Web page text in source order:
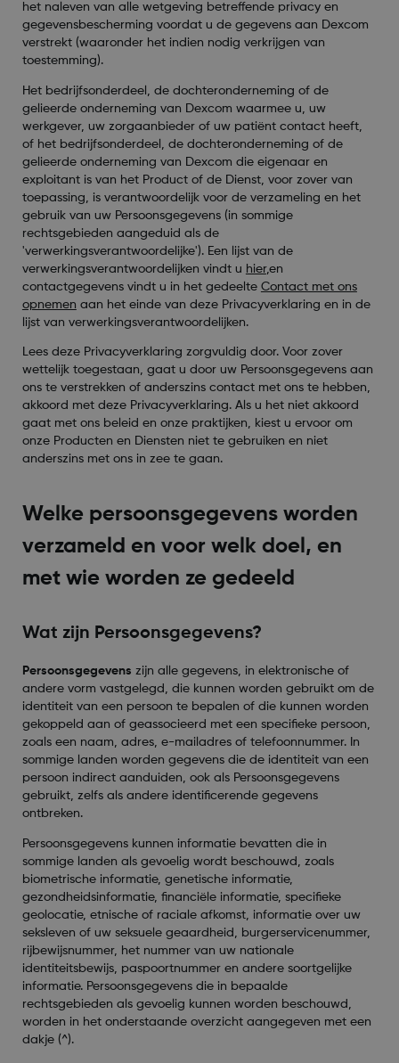
het naleven van alle wetgeving betreffende privacy en
gegevensbescherming voordat u de gegevens aan Dexcom
verstrekt (waaronder het indien nodig verkrijgen van
toestemming).
Het bedrijfsonderdeel, de dochteronderneming of de
gelieerde onderneming van Dexcom waarmee u, uw
werkgever, uw zorgaanbieder of uw patiënt contact heeft,
of het bedrijfsonderdeel, de dochteronderneming of de
gelieerde onderneming van Dexcom die eigenaar en
exploitant is van het Product of de Dienst, voor zover van
toepassing, is verantwoordelijk voor de verzameling en het
gebruik van uw Persoonsgegevens (in sommige
rechtsgebieden aangeduid als de
'verwerkingsverantwoordelijke'). Een lijst van de
verwerkingsverantwoordelijken vindt u hier,en
contactgegevens vindt u in het gedeelte Contact met ons
opnemen aan het einde van deze Privacyverklaring en in de
lijst van verwerkingsverantwoordelijken.
Lees deze Privacyverklaring zorgvuldig door. Voor zover
wettelijk toegestaan, gaat u door uw Persoonsgegevens aan
ons te verstrekken of anderszins contact met ons te hebben,
akkoord met deze Privacyverklaring. Als u het niet akkoord
gaat met ons beleid en onze praktijken, kiest u ervoor om
onze Producten en Diensten niet te gebruiken en niet
anderszins met ons in zee te gaan.
Welke persoonsgegevens worden
verzameld en voor welk doel, en
met wie worden ze gedeeld
Wat zijn Persoonsgegevens?
Persoonsgegevens zijn alle gegevens, in elektronische of
andere vorm vastgelegd, die kunnen worden gebruikt om de
identiteit van een persoon te bepalen of die kunnen worden
gekoppeld aan of geassocieerd met een specifieke persoon,
zoals een naam, adres, e-mailadres of telefoonnummer. In
sommige landen worden gegevens die de identiteit van een
persoon indirect aanduiden, ook als Persoonsgegevens
gebruikt, zelfs als andere identificerende gegevens
ontbreken.
Persoonsgegevens kunnen informatie bevatten die in
sommige landen als gevoelig wordt beschouwd, zoals
biometrische informatie, genetische informatie,
gezondheidsinformatie, financiële informatie, specifieke
geolocatie, etnische of raciale afkomst, informatie over uw
seksleven of uw seksuele geaardheid, burgerservicenummer,
rijbewijsnummer, het nummer van uw nationale
identiteitsbewijs, paspoortnummer en andere soortgelijke
informatie. Persoonsgegevens die in bepaalde
rechtsgebieden als gevoelig kunnen worden beschouwd,
worden in het onderstaande overzicht aangegeven met een
dakje (^).